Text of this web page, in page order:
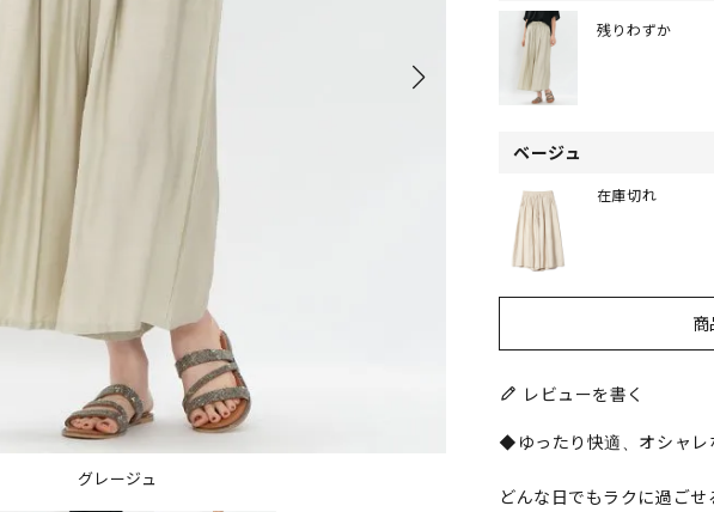
グレージュ
残りわずか
ベージュ
在庫切れ
商
レビューを書く
◆ゆったり快適、オシャ
どんな日でもラクに過ご